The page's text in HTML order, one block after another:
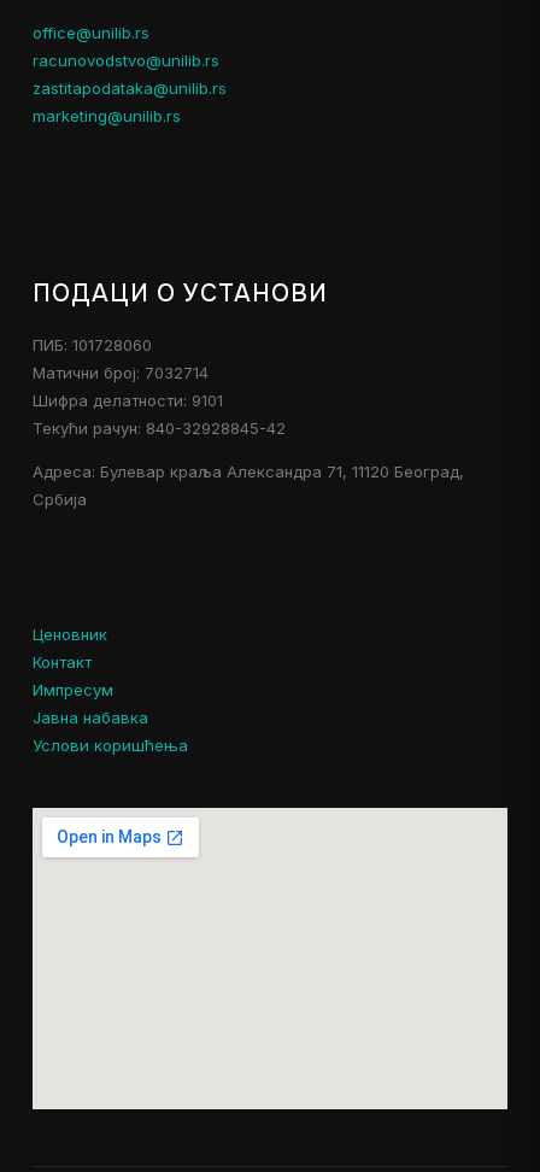
office@unilib.rs
racunovodstvo@unilib.rs
zastitapodataka@unilib.rs
marketing@unilib.rs
ПОДАЦИ О УСТАНОВИ
ПИБ: 101728060
Матични број: 7032714
Шифра делатности: 9101
Текући рачун: 840-32928845-42
Адреса: Булевар краља Александра 71, 11120 Београд,
Србија
Ценовник
Контакт
Импресум
Јавна набавка
Услови коришћења